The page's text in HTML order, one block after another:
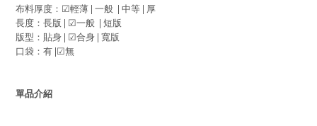
布料厚度： ☑輕薄 | 一般 | 中等 | 厚
長度：長版 | ☑一般 | 短版
版型：貼身 | ☑合身 | 寬版
口袋：有 |☑無
單品介紹